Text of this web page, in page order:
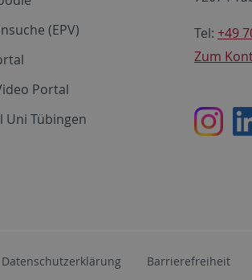
(EPV)
Portal
Uni Tübingen
Tel: +49
Zum
Datenschutzerklärung Barrierefreiheit